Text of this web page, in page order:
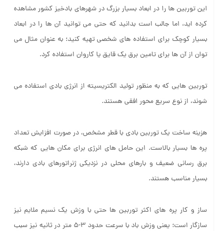
این توربین ها را در ابعاد بسیار بزرگ در شهرهای بادخیز کشور مشاهده
کرده اید، اما جالب است بدانید که حتی می توانید آن ها را در ابعاد
بسیار کوچک برای استفاده های شخصی تهیه کنید؛ به عنوان مثال می
توان از آن ها برای تامین برق یک قایق یا کاروان استفاده کرد.
توربین هایی که به منظور تولید الکتریسیته از انرژی بادی استفاده می
شوند، از نوع سریع محور افقی هستند.
هزینه ساخت یک توربین بادی با قطر مشخص، در صورت افزایش تعداد
پره ها بسیار بالاست. این حامل های انرژی برای مکان هایی که شبکه
برق رسانی ضعیف و بارهای محلی در نزدیکی ژنراتورهای بادی دارند،
بسیار مناسب هستند.
ساز و کار پره های اکثر توربین ها حتی با وزش یک نسیم ملایم نیز
سازگار است؛ یعنی وزش باد با سرعت حدود 3-5 متر در ثانیه نیز سبب